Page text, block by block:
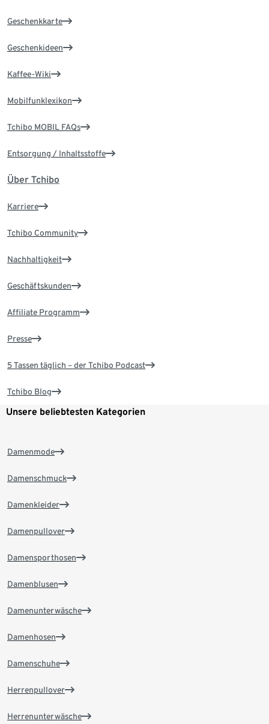
Geschenkkarte
Geschenkideen
Kaffee-Wiki
Mobilfunklexikon
Tchibo MOBIL FAQs
Entsorgung / Inhaltsstoffe
Über Tchibo
Karriere
Tchibo Community
Nachhaltigkeit
Geschäftskunden
Affiliate Programm
Presse
5 Tassen täglich – der Tchibo Podcast
Tchibo Blog
Unsere beliebtesten Kategorien
Damenmode
Damenschmuck
Damenkleider
Damenpullover
Damensporthosen
Damenblusen
Damenunterwäsche
Damenhosen
Damenschuhe
Herrenpullover
Herrenunterwäsche